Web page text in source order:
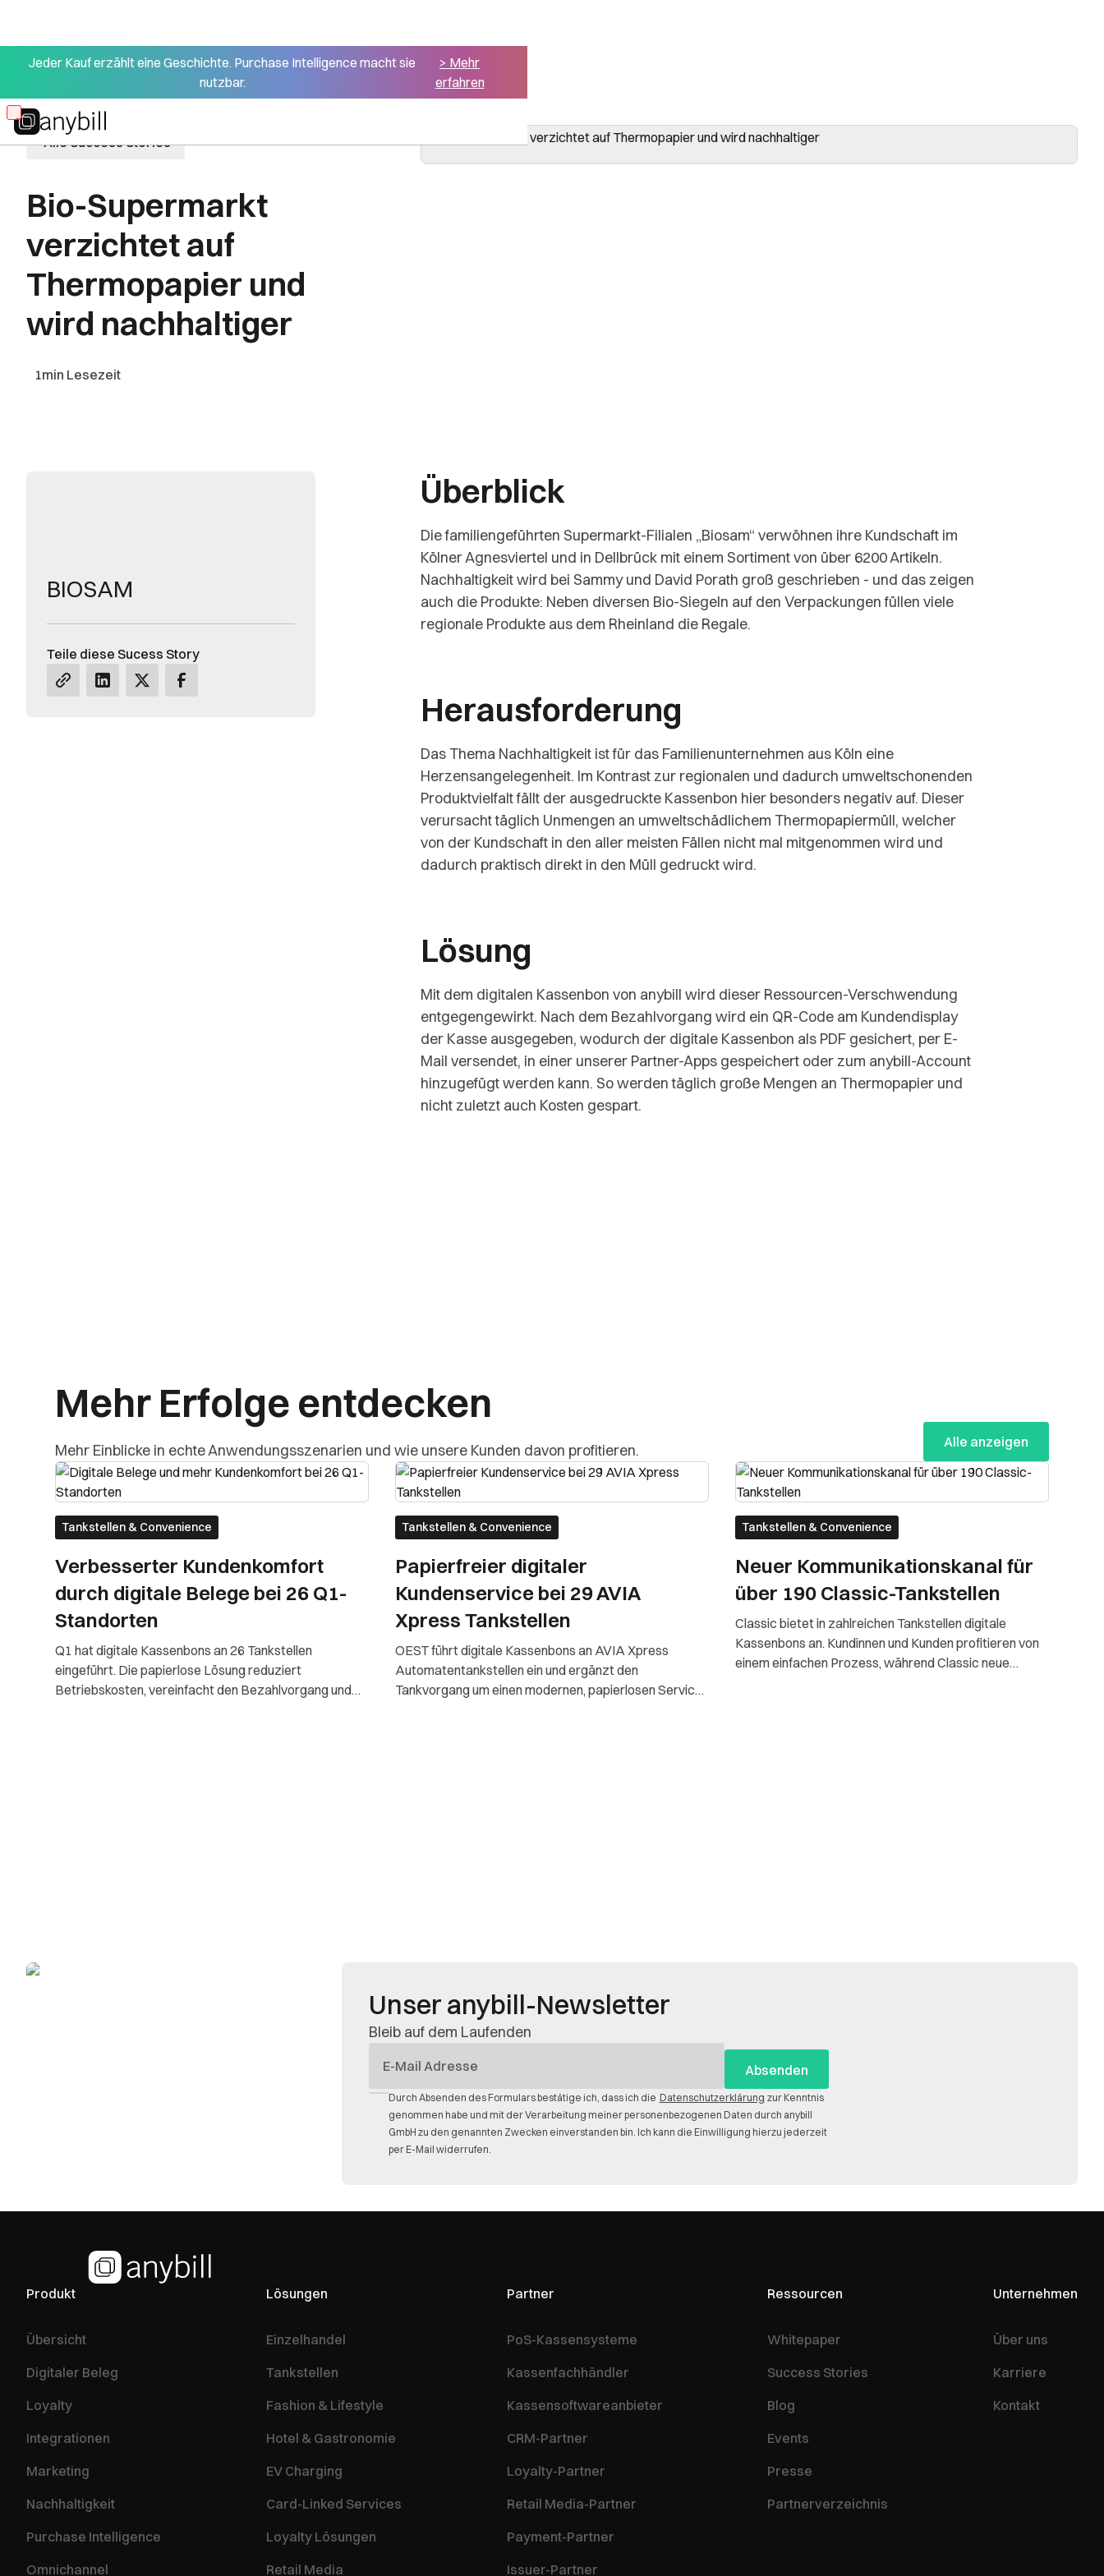
Jeder Kauf erzählt eine Geschichte. Purchase Intelligence macht sie
nutzbar.
> Mehr
erfahren
Skip
to
Alle Success Stories
Bio-Supermarkt
verzichtet auf
Thermopapier und
wird nachhaltiger
1min Lesezeit
BIOSAM
Teile diese Sucess Story
Überblick
Die familiengeführten Supermarkt-Filialen „Biosam“ verwöhnen ihre Kundschaft im
Kölner Agnesviertel und in Dellbrück mit einem Sortiment von über 6200 Artikeln.
Nachhaltigkeit wird bei Sammy und David Porath groß geschrieben - und das zeigen
auch die Produkte: Neben diversen Bio-Siegeln auf den Verpackungen füllen viele
regionale Produkte aus dem Rheinland die Regale.
Herausforderung
Das Thema Nachhaltigkeit ist für das Familienunternehmen aus Köln eine
Herzensangelegenheit. Im Kontrast zur regionalen und dadurch umweltschonenden
Produktvielfalt fällt der ausgedruckte Kassenbon hier besonders negativ auf. Dieser
verursacht täglich Unmengen an umweltschädlichem Thermopapiermüll, welcher
von der Kundschaft in den aller meisten Fällen nicht mal mitgenommen wird und
dadurch praktisch direkt in den Müll gedruckt wird.
Lösung
Mit dem digitalen Kassenbon von anybill wird dieser Ressourcen-Verschwendung
entgegengewirkt. Nach dem Bezahlvorgang wird ein QR-Code am Kundendisplay
der Kasse ausgegeben, wodurch der digitale Kassenbon als PDF gesichert, per E-
Mail versendet, in einer unserer Partner-Apps gespeichert oder zum anybill-Account
hinzugefügt werden kann. So werden täglich große Mengen an Thermopapier und
nicht zuletzt auch Kosten gespart.
Mehr Erfolge entdecken
Mehr Einblicke in echte Anwendungsszenarien und wie unsere Kunden davon profitieren. Alle anzeigen
Tankstellen & Convenience
Verbesserter Kundenkomfort
durch digitale Belege bei 26 Q1-
Standorten
Q1 hat digitale Kassenbons an 26 Tankstellen
eingeführt. Die papierlose Lösung reduziert
Betriebskosten, vereinfacht den Bezahlvorgang und
Tankstellen & Convenience
Papierfreier digitaler
Kundenservice bei 29 AVIA
Xpress Tankstellen
OEST führt digitale Kassenbons an AVIA Xpress
Automatentankstellen ein und ergänzt den
Tankvorgang um einen modernen, papierlosen Service.
Tankstellen & Convenience
Neuer Kommunikationskanal für
über 190 Classic-Tankstellen
Classic bietet in zahlreichen Tankstellen digitale
Kassenbons an. Kundinnen und Kunden profitieren von
einem einfachen Prozess, während Classic neue
Unser anybill-Newsletter
Bleib auf dem Laufenden
Mail
Durch Absenden des Formulars bestätige ich, dass ich die Datenschutzerklärung zur Kenntnis
genommen habe und mit der Verarbeitung meiner personenbezogenen Daten durch anybill
GmbH zu den genannten Zwecken einverstanden bin. Ich kann die Einwilligung hierzu jederzeit
per E-Mail widerrufen.
Produkt
Übersicht
Digitaler Beleg
Loyalty
Integrationen
Marketing
Nachhaltigkeit
Purchase Intelligence
Omnichannel
Lösungen
Einzelhandel
Tankstellen
Fashion & Lifestyle
Hotel & Gastronomie
EV Charging
Card-Linked Services
Loyalty Lösungen
Retail Media
Partner
PoS-Kassensysteme
Kassenfachhändler
Kassensoftwareanbieter
CRM-Partner
Loyalty-Partner
Retail Media-Partner
Payment-Partner
Issuer-Partner
Ressourcen
Whitepaper
Success Stories
Blog
Events
Presse
Partnerverzeichnis
Unternehmen
Über uns
Karriere
Kontakt